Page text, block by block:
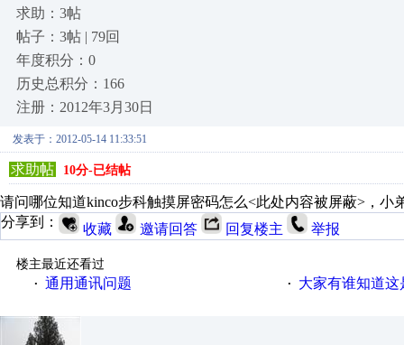
求助：3帖
帖子：3帖 | 79回
年度积分：0
历史总积分：166
注册：2012年3月30日
发表于：2012-05-14 11:33:51
求助帖 10分-已结帖
请问哪位知道kinco步科触摸屏密码怎么<此处内容被屏蔽>，小
分享到：
收藏 邀请回答 回复楼主 举报
楼主最近还看过
· 通用通讯问题 · 大家有谁知道